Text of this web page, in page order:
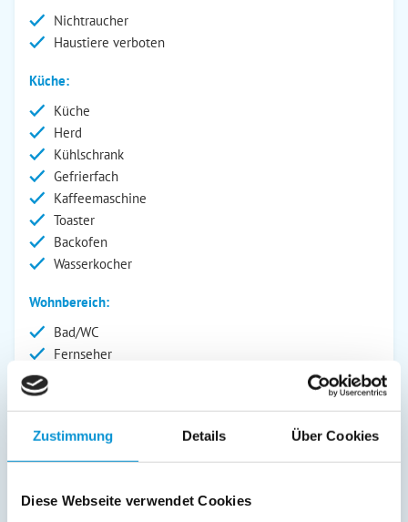
Zustimmung Details Über Cookies
Diese Webseite verwendet Cookies
Nichtraucher
Haustiere verboten
Küche:
Küche
Herd
Kühlschrank
Gefrierfach
Kaffeemaschine
Toaster
Backofen
Wasserkocher
Wohnbereich:
Bad/WC
Fernseher
Außenanlage:
Garten/Liegewiese
Gartenstühle